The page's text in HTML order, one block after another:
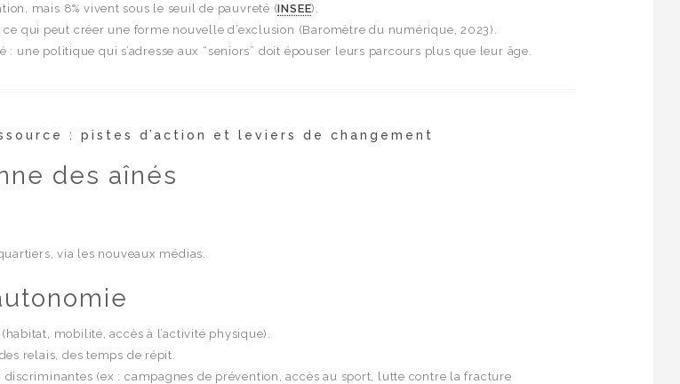
mais 8% vivent sous le seuil de pauvreté (INSEE).
qui peut créer une forme nouvelle d’exclusion (Baromètre du numérique, 2023).
politique qui s’adresse aux “seniors” doit épouser leurs parcours plus que leur âge.
: pistes d’action et leviers de changement
des aînés
via les nouveaux médias.
mobilité, accès à l’activité physique).
relais, des temps de répit.
(ex : campagnes de prévention, accès au sport, lutte contre la fracture